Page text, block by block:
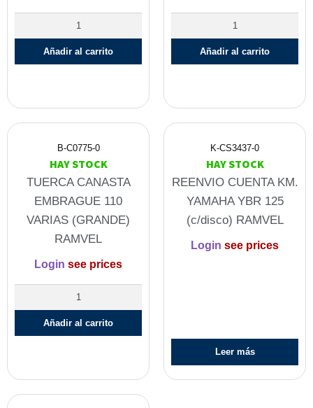
Añadir al carrito Añadir al carrito
B-C0775-0
HAY STOCK
TUERCA CANASTA
EMBRAGUE 110
VARIAS (GRANDE)
RAMVEL
Login see prices
Añadir al carrito
K-CS3437-0
HAY STOCK
REENVIO CUENTA KM.
YAMAHA YBR 125
(c/disco) RAMVEL
Login see prices
Leer más